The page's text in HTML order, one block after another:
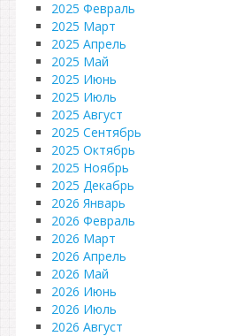
2025 Февраль
2025 Март
2025 Апрель
2025 Май
2025 Июнь
2025 Июль
2025 Август
2025 Сентябрь
2025 Октябрь
2025 Ноябрь
2025 Декабрь
2026 Январь
2026 Февраль
2026 Март
2026 Апрель
2026 Май
2026 Июнь
2026 Июль
2026 Август